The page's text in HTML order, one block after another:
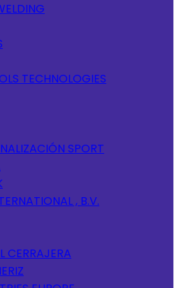
TECHNOLOGIES
SPORT
, B.V.
CERRAJERA